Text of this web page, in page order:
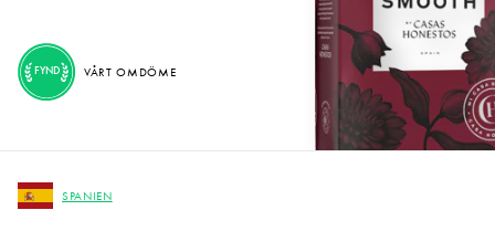
SPANIEN
FYND VÅRT OMDÖME